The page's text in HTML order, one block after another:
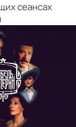
сеансах